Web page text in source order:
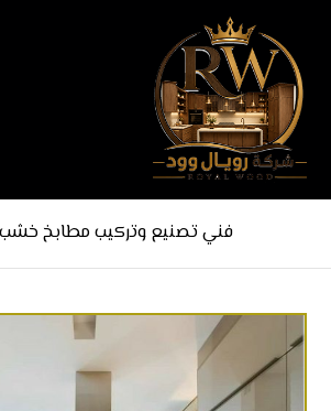
فني تصنيع وتركيب مطابخ خشب